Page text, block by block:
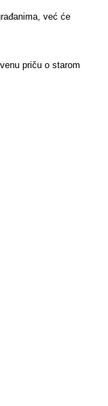
već će
priču o starom